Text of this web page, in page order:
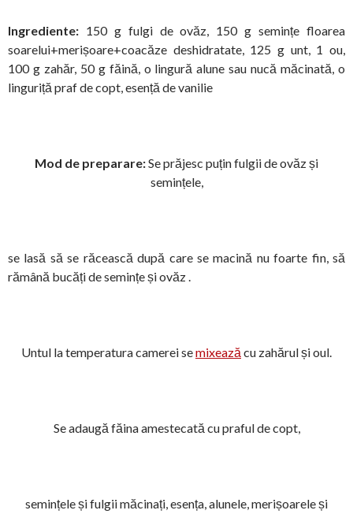
Ingrediente: 150 g fulgi de ovăz, 150 g semințe floarea
soarelui+merișoare+coacăze deshidratate, 125 g unt, 1 ou,
100 g zahăr, 50 g făină, o lingură alune sau nucă măcinată, o
linguriță praf de copt, esență de vanilie
Mod de preparare:Se prăjesc puțin fulgii de ovăz și
semințele,
se lasă să se răcească după care se macină nu foarte fin, să
rămână bucăți de semințe și ovăz .
Untul la temperatura camerei semixează cu zahărul și oul.
Se adaugă făina amestecată cu praful de copt,
semințele și fulgii măcinați, esența, alunele, merișoarele și